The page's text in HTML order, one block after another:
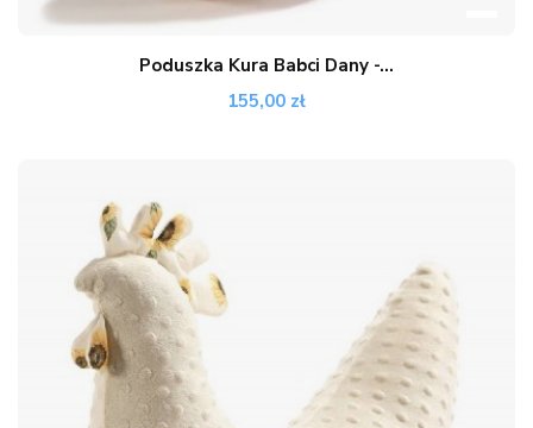
Poduszka Kura Babci Dany -...
155,00 zł